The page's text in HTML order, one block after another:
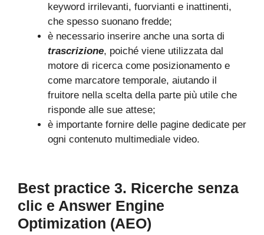
keyword irrilevanti, fuorvianti e inattinenti,
che spesso suonano fredde;
è necessario inserire anche una sorta di
trascrizione, poiché viene utilizzata dal
motore di ricerca come posizionamento e
come marcatore temporale, aiutando il
fruitore nella scelta della parte più utile che
risponde alle sue attese;
è importante fornire delle pagine dedicate per
ogni contenuto multimediale video.
Best practice 3. Ricerche senza
clic e Answer Engine
Optimization (AEO)